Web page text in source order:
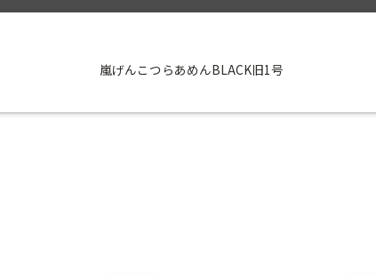
嵐げんこつらあめんBLACK旧1号